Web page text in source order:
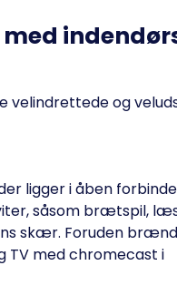
velindrettede og
ligger i åben
såsom brætspil,
skær. Foruden
TV med chromecast i